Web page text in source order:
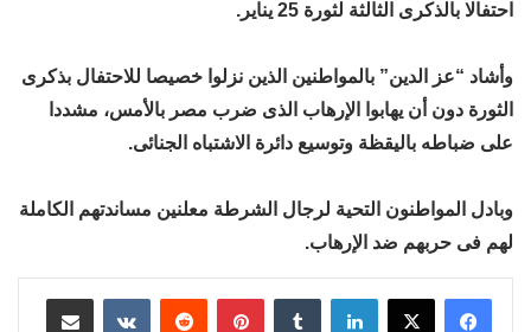
احتفالا بالذكرى الثالثة لثورة 25 يناير.
وأشاد “عز الدين” بالمواطنين الذين نزلوا خصيصا للاحتفال بذكرى
الثورة دون أن يهابوا الإرهاب الذى ضرب مصر بالأمس، مشددا
على ضباطه باليقظة وتوسيع دائرة الاشتباه الجنائى.
وبادل المواطنون التحية لرجال الشرطة معلنين مساندتهم الكاملة
لهم فى حربهم ضد الإرهاب.
لينكدإن بينتيريست
مشاركة عبر البريد